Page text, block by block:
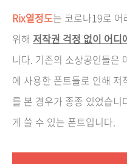
Rix열정도는 코로나19로
위해 저작권 걱정 없이 어디
니다. 기존의 소상공인들은
에 사용한 폰트들로 인해
를 본 경우가 종종 있었습니
게 쓸 수 있는 폰트입니다.